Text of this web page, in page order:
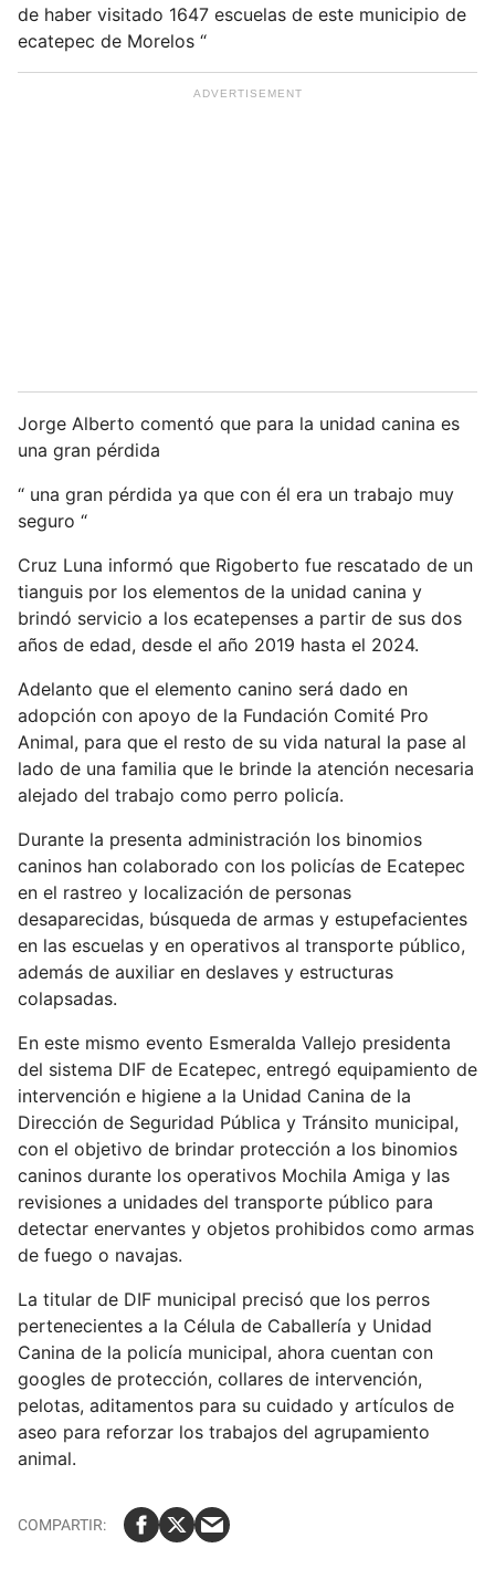
a
i
de haber visitado 1647 escuelas de este municipio de
ecatepec de Morelos “
Jorge Alberto comentó que para la unidad canina es
una gran pérdida
“ una gran pérdida ya que con él era un trabajo muy
seguro “
Cruz Luna informó que Rigoberto fue rescatado de un
tianguis por los elementos de la unidad canina y
brindó servicio a los ecatepenses a partir de sus dos
años de edad, desde el año 2019 hasta el 2024.
Adelanto que el elemento canino será dado en
adopción con apoyo de la Fundación Comité Pro
Animal, para que el resto de su vida natural la pase al
lado de una familia que le brinde la atención necesaria
alejado del trabajo como perro policía.
Durante la presenta administración los binomios
caninos han colaborado con los policías de Ecatepec
en el rastreo y localización de personas
desaparecidas, búsqueda de armas y estupefacientes
en las escuelas y en operativos al transporte público,
además de auxiliar en deslaves y estructuras
colapsadas.
En este mismo evento Esmeralda Vallejo presidenta
del sistema DIF de Ecatepec, entregó equipamiento de
intervención e higiene a la Unidad Canina de la
Dirección de Seguridad Pública y Tránsito municipal,
con el objetivo de brindar protección a los binomios
caninos durante los operativos Mochila Amiga y las
revisiones a unidades del transporte público para
detectar enervantes y objetos prohibidos como armas
de fuego o navajas.
La titular de DIF municipal precisó que los perros
pertenecientes a la Célula de Caballería y Unidad
Canina de la policía municipal, ahora cuentan con
googles de protección, collares de intervención,
pelotas, aditamentos para su cuidado y artículos de
aseo para reforzar los trabajos del agrupamiento
animal.